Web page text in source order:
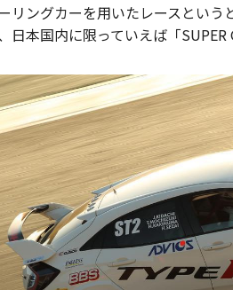
リングカーを用いたレースという
日本国内に限っていえば「